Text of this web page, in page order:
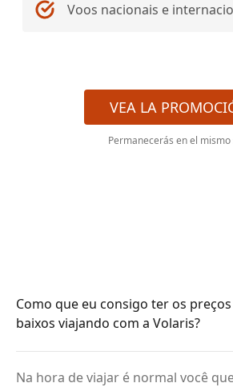
Voos nacionais e
VEA LA
Permanecerás en el mismo
Como que eu consigo ter os
baixos viajando com a Volaris?
Na hora de viajar é normal você